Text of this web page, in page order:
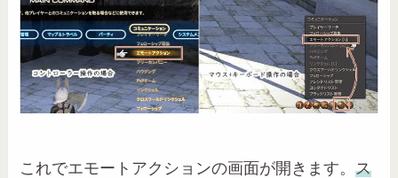
これでエモートアクションの画面が開きます。ス